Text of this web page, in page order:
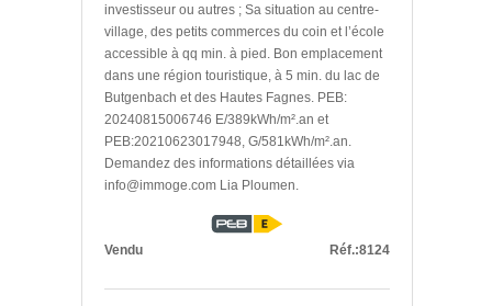
investisseur ou autres ; Sa situation au centre-
village, des petits commerces du coin et l’école
accessible à qq min. à pied. Bon emplacement
dans une région touristique, à 5 min. du lac de
Butgenbach et des Hautes Fagnes. PEB:
20240815006746 E/389kWh/m².an et
PEB:20210623017948, G/581kWh/m².an.
Demandez des informations détaillées via
info@immoge.com Lia Ploumen.
Vendu Réf.:8124